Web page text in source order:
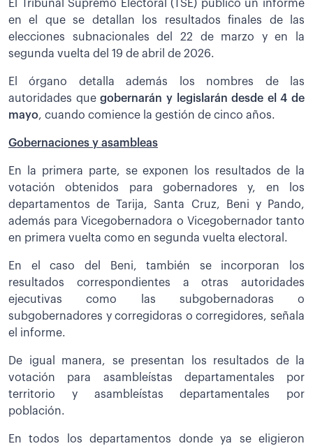
El Tribunal Supremo Electoral (TSE) publicó un informe
en el que se detallan los resultados finales de las
elecciones subnacionales del 22 de marzo y en la
segunda vuelta del 19 de abril de 2026.
El órgano detalla además los nombres de las
autoridades quegobernarán y legislarán desde el 4 de
mayo, cuando comience la gestión de cinco años.
Gobernaciones y asambleas
En la primera parte, se exponen los resultados de la
votación obtenidos para gobernadores y, en los
departamentos de Tarija, Santa Cruz, Beni y Pando,
además para Vicegobernadora o Vicegobernador tanto
en primera vuelta como en segunda vuelta electoral.
En el caso del Beni, también se incorporan los
resultados correspondientes a otras autoridades
ejecutivas como las subgobernadoras o
subgobernadores y corregidoras o corregidores, señala
el informe.
De igual manera, se presentan los resultados de la
votación para asambleístas departamentales por
territorio y asambleístas departamentales por
población.
En todos los departamentos donde ya se eligieron